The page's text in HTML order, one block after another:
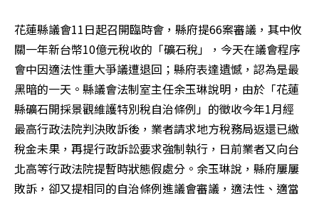
花蓮縣議會11日起召開臨時會，縣府提66案審議，其中攸
關一年新台幣10億元稅收的「礦石稅」，今天在議會程序
會中因適法性重大爭議遭退回；縣府表達遺憾，認為是最
黑暗的一天。縣議會法制室主任余玉琳說明，由於「花蓮
縣礦石開採景觀維護特別稅自治條例」的徵收今年1月經
最高行政法院判決敗訴後，業者請求地方稅務局返還已繳
稅金未果，再提行政訴訟要求強制執行，日前業者又向台
北高等行政法院提暫時狀態假處分。余玉琳說，縣府屢屢
敗訴，卻又提相同的自治條例進議會審議，適法性、適當